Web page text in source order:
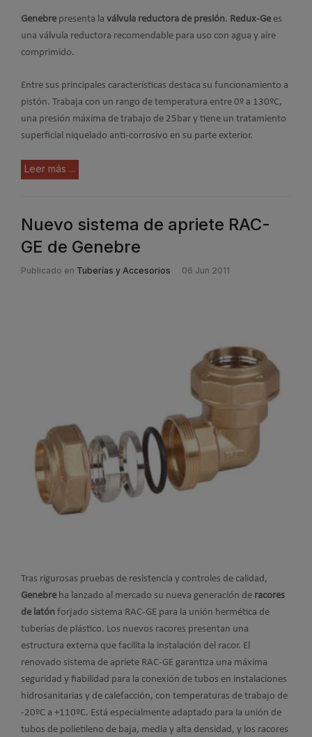
Genebrepresenta la válvula reductora de presión. Redux-Gees
una válvula reductora recomendable para uso con agua y aire
comprimido.
Entre sus principales características destaca su funcionamiento a
pistón. Trabaja con un rango de temperatura entre 0º a 130ºC,
una presión máxima de trabajo de 25bar y tiene un tratamiento
superficial niquelado anti-corrosivo en su parte exterior.
Leer más ...
Nuevo sistema de apriete RAC-
GE de Genebre
Publicado en Tuberías y Accesorios 06 Jun 2011
Tras rigurosas pruebas de resistencia y controles de calidad,
Genebre ha lanzado al mercado su nueva generación de racores
de latón forjado sistema RAC-GE para la unión hermética de
tuberías de plástico. Los nuevos racores presentan una
estructura externa que facilita la instalación del racor. El
renovado sistema de apriete RAC-GE garantiza una máxima
seguridad y fiabilidad para la conexión de tubos en instalaciones
hidrosanitarias y de calefacción, con temperaturas de trabajo de
-20ºC a +110ºC. Está especialmente adaptado para la unión de
tubos de polietileno de baja, media y alta densidad, y los racores